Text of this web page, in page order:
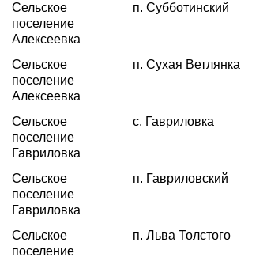
Сельское
поселение
Алексеевка
п. Субботинский
Сельское
поселение
Алексеевка
п. Сухая Ветлянка
Сельское
поселение
Гавриловка
с. Гавриловка
Сельское
поселение
Гавриловка
п. Гавриловский
Сельское
поселение
п. Льва Толстого